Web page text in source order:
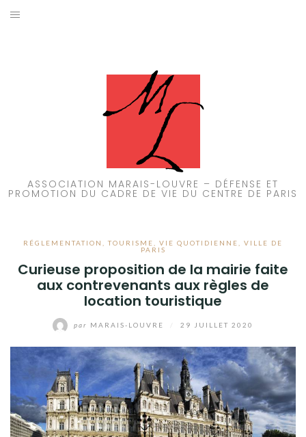
Aller
ASSOCIATION MARAIS-LOUVRE – DÉFENSE ET
PROMOTION DU CADRE DE VIE DU CENTRE DE PARIS
RÉGLEMENTATION ,TOURISME VIE QUOTIDIENNE
VILLE DE
PARIS
Curieuse proposition de la mairie faite
aux contrevenants aux règles de
location touristique
par MARAIS-LOUVRE 29 JUILLET 2020